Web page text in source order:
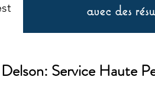
avec des
Service Haute